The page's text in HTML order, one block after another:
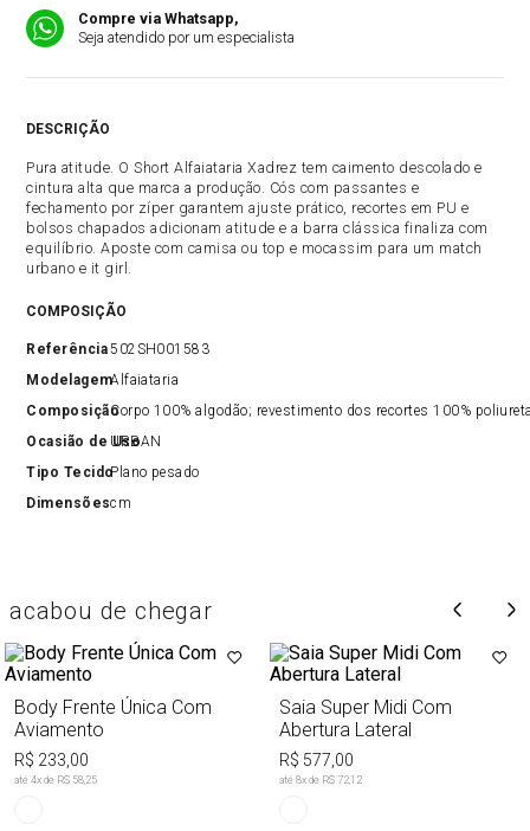
Compre via Whatsapp,
Seja atendido por um especialista
DESCRIÇÃO
Pura atitude. O Short Alfaiataria Xadrez tem caimento descolado e
cintura alta que marca a produção. Cós com passantes e
fechamento por zíper garantem ajuste prático, recortes em PU e
bolsos chapados adicionam atitude e a barra clássica finaliza com
equilíbrio. Aposte com camisa ou top e mocassim para um match
urbano e it girl.
COMPOSIÇÃO
Referência502SH001583
ModelagemAlfaiataria
ComposiçãoCorpo 100% algodão; revestimento dos recortes 100%
Ocasião de Uso
URBAN
Tipo TecidoPlano pesado
Dimensõescm
acabou de chegar
Body Frente Única Com
Aviamento
R$ 233,00
até 4x de R$ 58,25
Saia Super Midi Com
Abertura Lateral
R$ 577,00
até 8x de R$ 72,12